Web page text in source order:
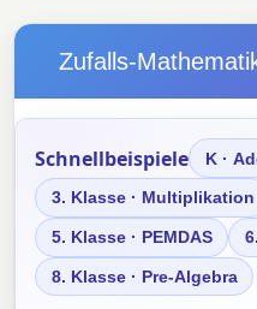
Zufalls-
Schnellbeispiele K ·
3. Klasse · Multiplikation
5. Klasse · PEMDAS
8. Klasse · Pre-Algebra